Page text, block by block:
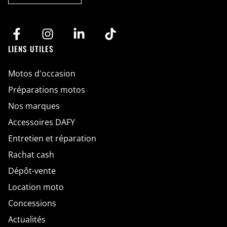
o
c
o
d
G
LIENS UTILES
Motos d'occasion
Préparations motos
Nos marques
Accessoires DAFY
Entretien et réparation
Rachat cash
Dépôt-vente
Location moto
Concessions
Actualités